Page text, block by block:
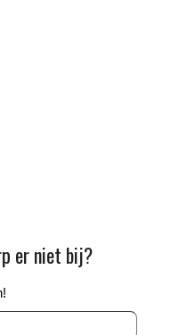
er niet bij?